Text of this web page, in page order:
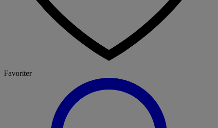
Favoriter